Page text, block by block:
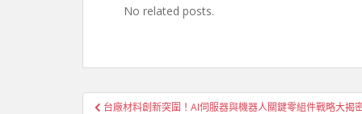
No related posts.
文 台廠材料創新突圍！AI伺服器與機器人關鍵零組件戰略大揭